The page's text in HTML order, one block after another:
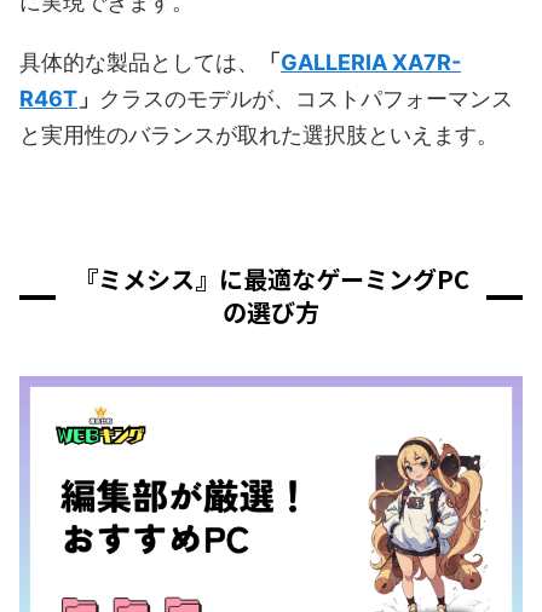
具体的な製品としては、 「GALLERIA XA7R-
R46T 」 クラスのモデルが、コストパフォーマンス
と実用性のバランスが取れた選択肢といえます。
『ミメシス』に最適なゲーミングPC
の選び方